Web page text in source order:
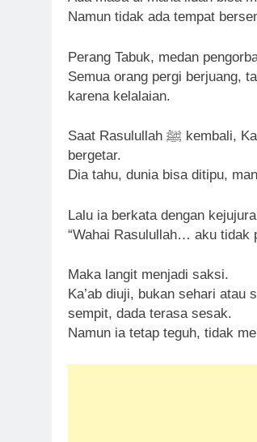
3
4
Perang Tabuk, medan
Semua orang pergi berjuang,
karena kelalaian.
Saat Rasulullah ﷺ kembali, Ka’ab bisa saja berbohong, seperti yang dilakukan banyak orang. Tapi hatinya
bergetar.
Lalu ia berkata dengan
“Wahai Rasulullah… aku tidak
Maka langit menjadi saksi.
Ka’ab diuji, bukan sehari
sempit, dada terasa sesak.
Namun ia tetap teguh, tidak